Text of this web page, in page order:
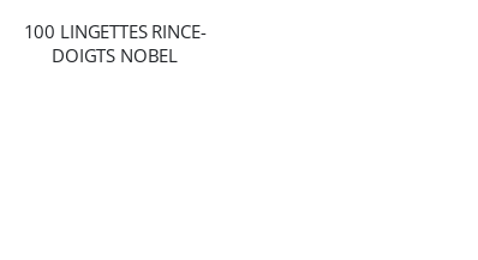
100 LINGETTES RINCE-
DOIGTS NOBEL